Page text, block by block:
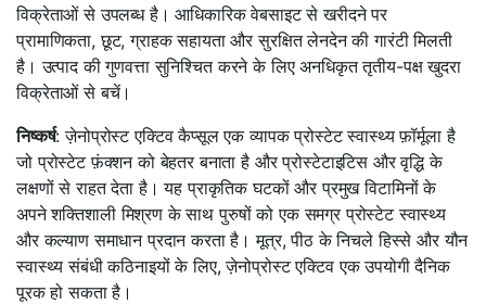
विक्रेताओं से उपलब्ध है। आधिकारिक वेबसाइट से खरीदने पर
प्रामाणिकता, छूट, ग्राहक सहायता और सुरक्षित लेनदेन की गारंटी मिलती
है। उत्पाद की गुणवत्ता सुनिश्चित करने के लिए अनधिकृत तृतीय-पक्ष खुदरा
विक्रेताओं से बचें।
निष्कर्ष: ज़ेनोप्रोस्ट एक्टिव कैप्सूल एक व्यापक प्रोस्टेट स्वास्थ्य फ़ॉर्मूला है
जो प्रोस्टेट फ़ंक्शन को बेहतर बनाता है और प्रोस्टेटाइटिस और वृद्धि के
लक्षणों से राहत देता है। यह प्राकृतिक घटकों और प्रमुख विटामिनों के
अपने शक्तिशाली मिश्रण के साथ पुरुषों को एक समग्र प्रोस्टेट स्वास्थ्य
और कल्याण समाधान प्रदान करता है। मूत्र, पीठ के निचले हिस्से और यौन
स्वास्थ्य संबंधी कठिनाइयों के लिए, ज़ेनोप्रोस्ट एक्टिव एक उपयोगी दैनिक
पूरक हो सकता है।